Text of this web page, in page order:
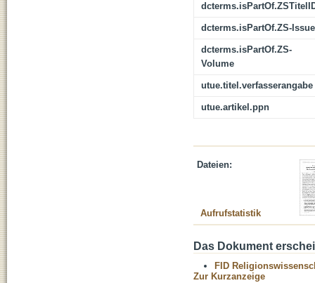
dcterms.isPartOf.ZS-Issue
dcterms.isPartOf.ZS-
Volume
utue.titel.verfasserangabe
utue.artikel.ppn
Dateien:
Aufrufstatistik
Das Dokument
FID
Zur Kurzanzeige